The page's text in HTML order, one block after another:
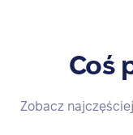
Coś
Zobacz